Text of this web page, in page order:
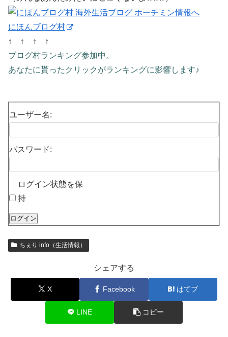
にほんブログ村
↑ ↑ ↑ ↑
ブログ村ランキング参加中。
あなたに貰ったクリックがランキングに影響します♪
ユーザー名:
パスワード:
ログイン状態を保
持
ログイン
ちぇり info（生活情報）
シェアする
X Facebook はてブ
LINE コピー